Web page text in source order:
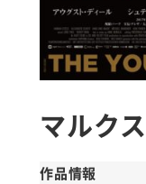
マルク
作品情報